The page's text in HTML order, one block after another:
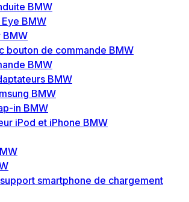
BMW
BMW
BMW
bouton de commande BMW
BMW
BMW
BMW
in BMW
iPod et iPhone BMW
smartphone de chargement